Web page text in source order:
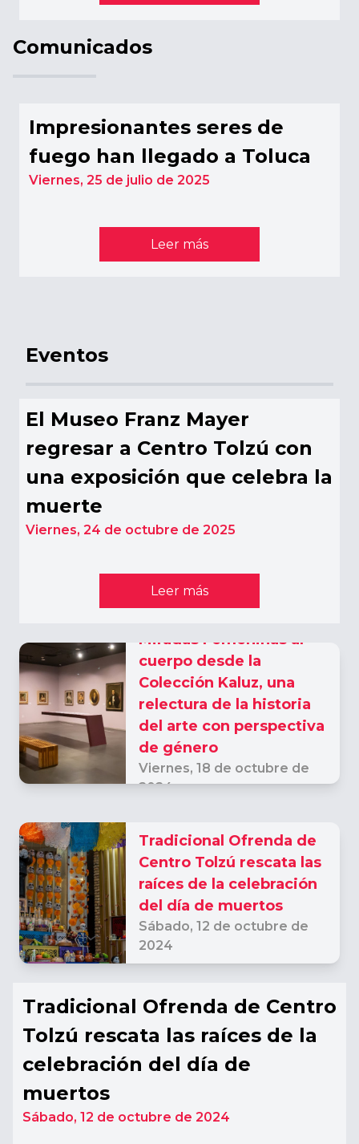
Comunicados
Impresionantes seres de
fuego han llegado a Toluca
Viernes, 25 de julio de 2025
Leer más
Eventos
El Museo Franz Mayer
regresar a Centro Tolzú con
una exposición que celebra la
muerte
Viernes, 24 de octubre de 2025
Leer más
Miradas Femeninas al
cuerpo desde la
Colección Kaluz, una
relectura de la historia
del arte con perspectiva
de género
Viernes, 18 de octubre de
2024
Tradicional Ofrenda de
Centro Tolzú rescata las
raíces de la celebración
del día de muertos
Sábado, 12 de octubre de
2024
Tradicional Ofrenda de Centro
Tolzú rescata las raíces de la
celebración del día de
muertos
Sábado, 12 de octubre de 2024